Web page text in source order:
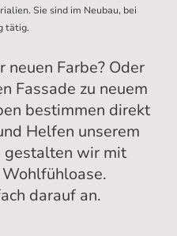
Sie sind im Neubau, bei
tätig.
Farbe? Oder
Fassade zu neuem
bestimmen direkt
Helfen unserem
gestalten wir mit
darauf an.